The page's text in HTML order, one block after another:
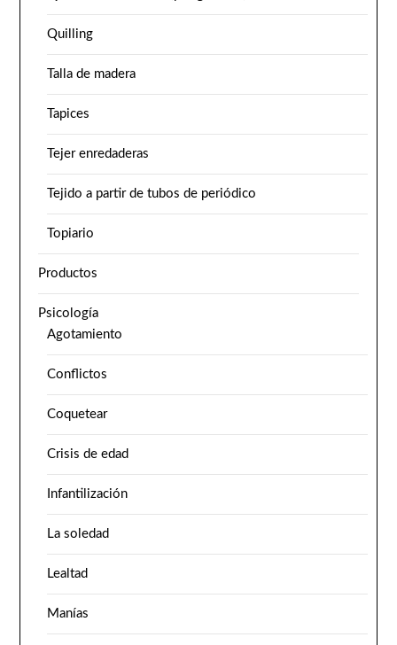
Quilling
Talla de madera
Tapices
Tejer enredaderas
Tejido a partir de tubos de periódico
Topiario
Productos
Psicología
Agotamiento
Conflictos
Coquetear
Crisis de edad
Infantilización
La soledad
Lealtad
Manías